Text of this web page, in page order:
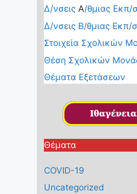
Δ/νσεις Α/θμιας Εκπ/
Δ/νσεις Β/θμιας Εκπ/
Στοιχεία Σχολικών
Θέση Σχολικών
Θέματα Εξετάσεων
Θέματα
COVID-19
Uncategorized